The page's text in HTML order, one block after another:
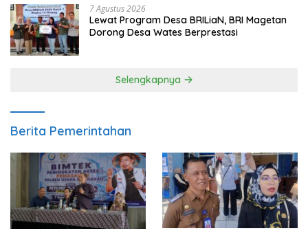
7 Agustus 2026
Lewat Program Desa BRILiaN, BRI Magetan
Dorong Desa Wates Berprestasi
Selengkapnya
Berita Pemerintahan